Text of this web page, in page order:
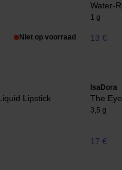
Niet op voorraad
Water-
1 g
13 €
Lipstick
IsaDora
The
3,5 g
17 €